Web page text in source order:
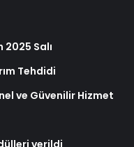
Salı
Tehdidi
ve Güvenilir Hizmet
verildi